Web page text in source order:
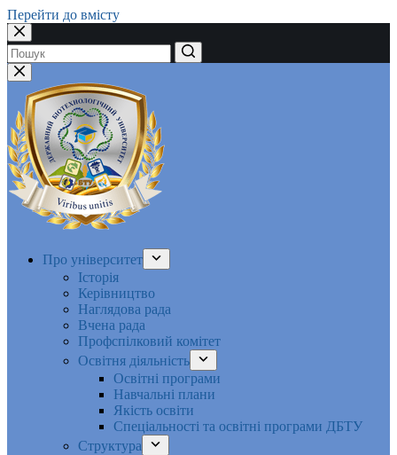
Перейти до вмісту
Немає
результатів
Про університет
Історія
Керівництво
Наглядова рада
Вчена рада
Профспілковий комітет
Освітня діяльність
Освітні програми
Навчальні плани
Якість освіти
Спеціальності та освітні програми ДБТУ
Структура